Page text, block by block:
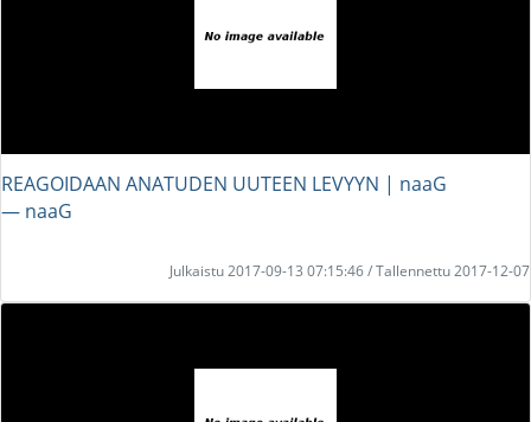
REAGOIDAAN ANATUDEN UUTEEN LEVYYN | naaG
― naaG
Julkaistu 2017-09-13 07:15:46 / Tallennettu 2017-12-07